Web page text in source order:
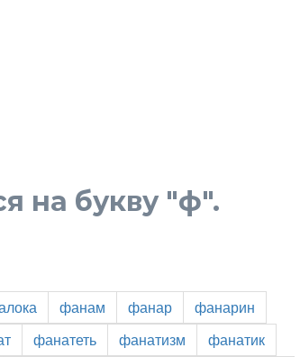
на букву "ф".
фанам фанар
фанарин
фанатеть фанатизм
фанатик